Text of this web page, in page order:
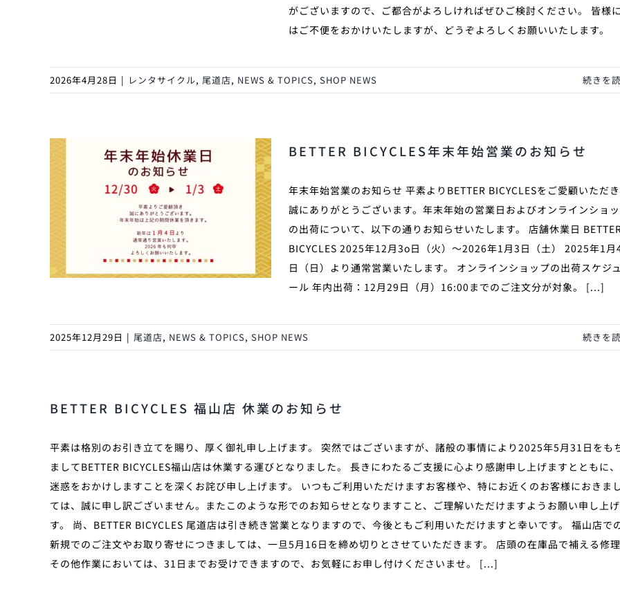
がございますので、ご都合がよろしければぜひご検討ください。 皆様に
はご不便をおかけいたしますが、どうぞよろしくお願いいたします。
2026年4月28日 | レンタサイクル, 尾道店, NEWS & TOPICS, SHOP NEWS 続きを
BETTER BICYCLES年末年始営業のお知らせ
年末年始営業のお知らせ 平素よりBETTER BICYCLESをご愛顧いただき
誠にありがとうございます。年末年始の営業日およびオンラインショ
の出荷について、以下の通りお知らせいたします。 店舗休業日
BICYCLES 2025年12月3o日（火）〜2026年1月3日（土） 2025年1月
日（日）より通常営業いたします。 オンラインショップの出荷スケジュ
ール 年内出荷：12月29日（月）16:00までのご注文分が対象。 [...]
2025年12月29日 | 尾道店, NEWS & TOPICS, SHOP NEWS 続きを
BETTER BICYCLES 福山店 休業のお知らせ
平素は格別のお引き立てを賜り、厚く御礼申し上げます。 突然ではございますが、諸般の事情により2025年5月31日をも
ましてBETTER BICYCLES福山店は休業する運びとなりました。 長きにわたるご支援に心より感謝申し上げますとともに
迷惑をおかけしますことを深くお詫び申し上げます。 いつもご利用いただけますお客様や、特にお近くのお客様におきま
ては、誠に申し訳ございません。またこのような形でのお知らせとなりますこと、ご理解いただけますようお願い申し上
す。 尚、BETTER BICYCLES 尾道店は引き続き営業となりますので、今後ともご利用いただけますと幸いです。 福山店で
新規でのご注文やお取り寄せにつきましては、一旦5月16日を締め切りとさせていただきます。 店頭の在庫品で補える修
その他作業においては、31日までお受けできますので、お気軽にお申し付けくださいませ。 [...]